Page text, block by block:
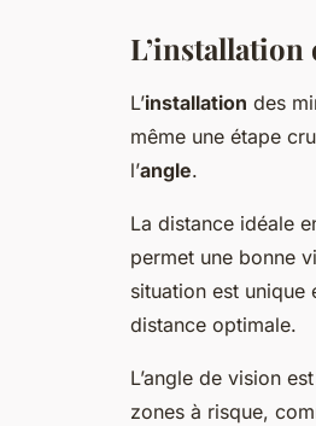
L’installation des
même une étape
l’angle.
La distance idéale
permet une bonne
situation est
distance optimale.
L’angle de vision
zones à risque,